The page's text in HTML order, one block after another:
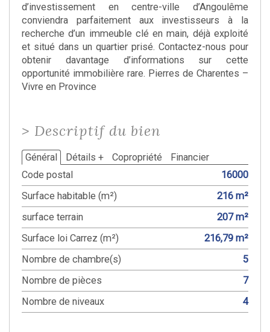
d’investissement en centre-ville d’Angoulême
conviendra parfaitement aux investisseurs à la
recherche d’un immeuble clé en main, déjà exploité
et situé dans un quartier prisé. Contactez-nous pour
obtenir davantage d’informations sur cette
opportunité immobilière rare. Pierres de Charentes –
Vivre en Province
> Descriptif du bien
Général Détails + Copropriété
Financier
Code postal
16000
Surface habitable (m²)
216 m²
surface terrain
207 m²
Surface loi Carrez (m²)
216,79 m²
Nombre de chambre(s)
5
Nombre de pièces
7
Nombre de niveaux
4